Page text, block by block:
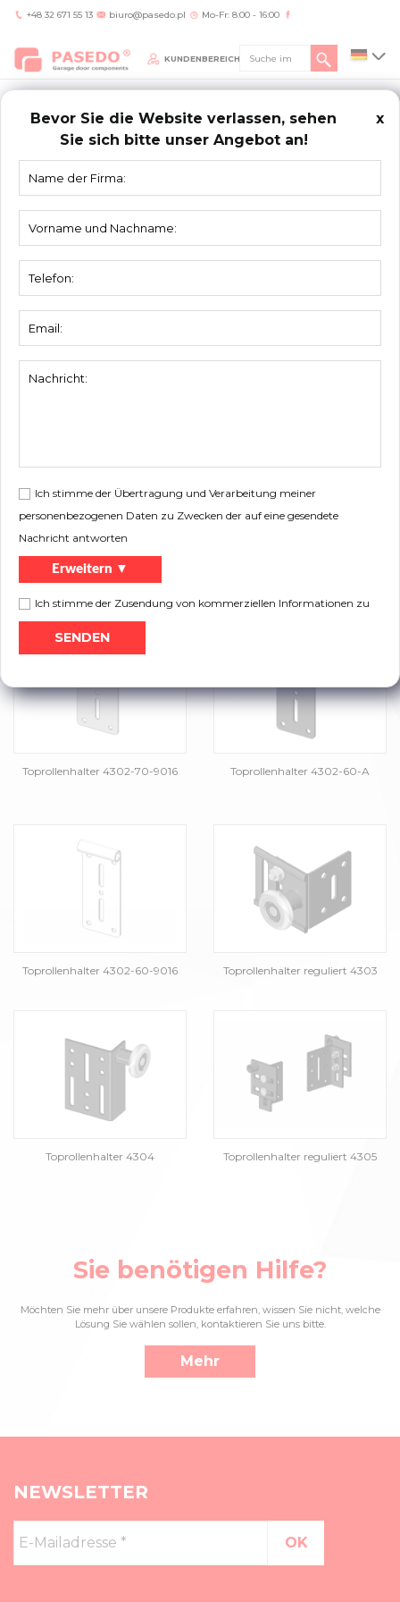
+48 32 671 55 13 biuro@pasedo.pl Mo-Fr: 8:00 - 16:00
KUNDENBEREICH
Bevor Sie die Website verlassen, sehen
Sie sich bitte unser Angebot an!
x
Ich stimme der Übertragung und Verarbeitung meiner
personenbezogenen Daten zu Zwecken der auf eine gesendete
Nachricht antworten
Erweitern ▼
Ich stimme der Zusendung von kommerziellen Informationen zu
Home/Produkte /Toprollenhalter
TOPROLLENHALTER
Toprollenhalter 4301-105
Toprollenhalter 4302-70-9016 Toprollenhalter 4302-60-A
Toprollenhalter 4302-60-9016 Toprollenhalter reguliert 4303
Toprollenhalter 4304 Toprollenhalter reguliert 4305
Sie benötigen Hilfe?
Möchten Sie mehr über unsere Produkte erfahren, wissen Sie nicht, welche
Lösung Sie wählen sollen, kontaktieren Sie uns bitte.
Mehr
NEWSLETTER
Mailadresse
*